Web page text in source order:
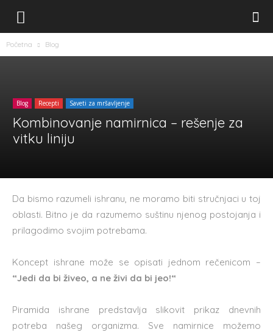
Početna Blog
Blog Recepti Saveti za mršavljenje
Kombinovanje namirnica – rešenje za
vitku liniju
Da bismo razumeli ishranu, ne moramo biti stručnjaci u toj
oblasti. Bitno je da razumemo suštinu njenog postojanja i
prilagodimo svojim potrebama.
Koncept ishrane može se opisati jednom rečenicom –
“Jedi da bi živeo, a ne živi da bi jeo!“
Piramida ishrane predstavlja slikovit prikaz dnevnih
potreba našeg organizma. Sve namirnice možemo